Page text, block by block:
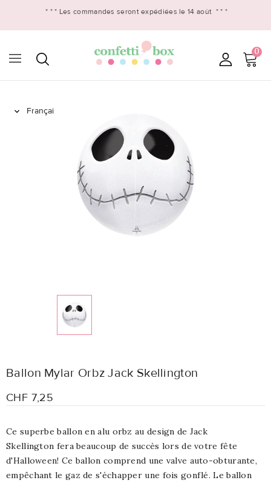
* * * Les commandes seront expédiées le 14 août * * *
0

Ballon Mylar Orbz Jack Skellington
CHF 7,25
Ce superbe ballon en alu orbz au design de Jack
Skellington fera beaucoup de succès lors de votre fête
d'Halloween! Ce ballon comprend une valve auto-obturante,
empêchant le gaz de s'échapper une fois gonflé. Le ballon